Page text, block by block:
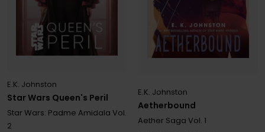
Star Wars Queen's Peril
E.K. Johnston
Star Wars: Padme Amidala Vol.
2
Aetherbound
E.K. Johnston
Aether Saga Vol. 1